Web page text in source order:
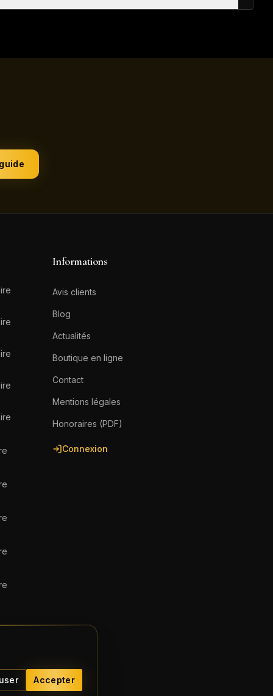
Informations
Avis clients
Blog
Actualités
Boutique en ligne
Contact
Mentions légales
Honoraires (PDF)
Connexion
Accepter